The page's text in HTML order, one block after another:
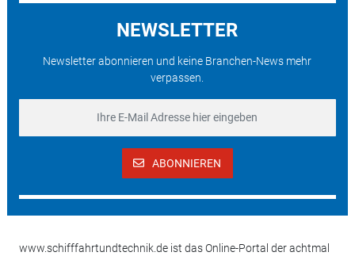
NEWSLETTER
Newsletter abonnieren und keine Branchen-News mehr
verpassen.
ABONNIEREN
www.schifffahrtundtechnik.de ist das Online-Portal der achtmal